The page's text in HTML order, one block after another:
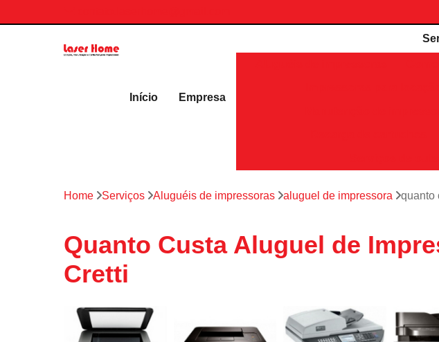
Início Empresa
Home Serviços Aluguéis de impressoras aluguel de impressora quanto
Quanto Custa Aluguel de
Cretti